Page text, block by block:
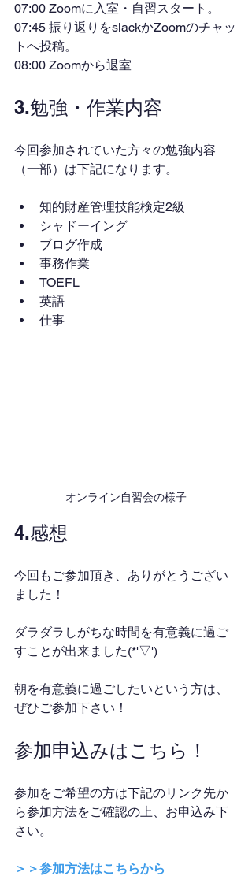
07:00 Zoomに入室・自習スタート。
07:45 振り返りをslackかZoomのチャッ
トへ投稿。
08:00 Zoomから退室
3.勉強・作業内容
今回参加されていた方々の勉強内容
（一部）は下記になります。
知的財産管理技能検定2級
シャドーイング
ブログ作成
事務作業
TOEFL
英語
仕事
オンライン自習会の様子
4.感想
今回もご参加頂き、ありがとうござい
ました！
ダラダラしがちな時間を有意義に過ご
すことが出来ました(*'▽')
朝を有意義に過ごしたいという方は、
ぜひご参加下さい！
参加申込みはこちら！
参加をご希望の方は下記のリンク先か
ら参加方法をご確認の上、お申込み下
さい。
＞＞参加方法はこちらから